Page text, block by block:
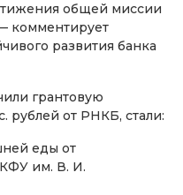
общей миссии
комментирует
развития банка
грантовую
рублей от РНКБ, стали:
еды от
им. В. И.